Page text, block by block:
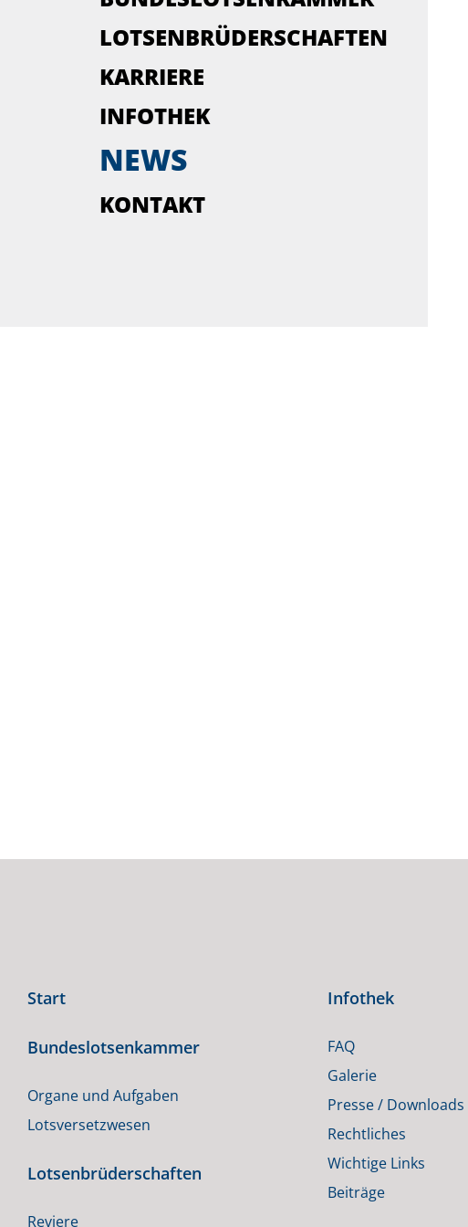
LOTSENBRÜDERSCHAFTEN
KARRIERE
INFOTHEK
NEWS
KONTAKT
Start
Bundeslotsenkammer
Organe und Aufgaben
Lotsversetzwesen
Lotsenbrüderschaften
Reviere
Infothek
FAQ
Galerie
Presse / Downloads
Rechtliches
Wichtige Links
Beiträge